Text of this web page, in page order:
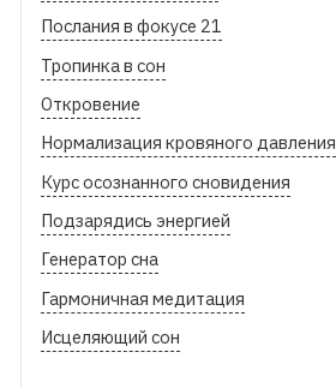
Послания в фокусе 21
Тропинка в сон
Откровение
Нормализация кровяного давления
Курс осознанного сновидения
Подзарядись энергией
Генератор сна
Гармоничная медитация
Исцеляющий сон